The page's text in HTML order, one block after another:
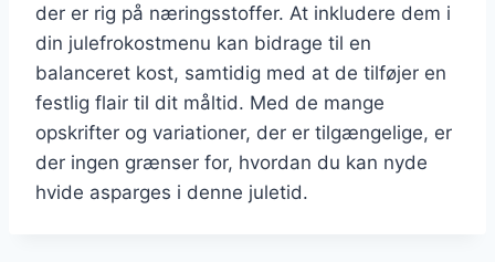
der er rig på næringsstoffer. At inkludere dem i
din julefrokostmenu kan bidrage til en
balanceret kost, samtidig med at de tilføjer en
festlig flair til dit måltid. Med de mange
opskrifter og variationer, der er tilgængelige, er
der ingen grænser for, hvordan du kan nyde
hvide asparges i denne juletid.